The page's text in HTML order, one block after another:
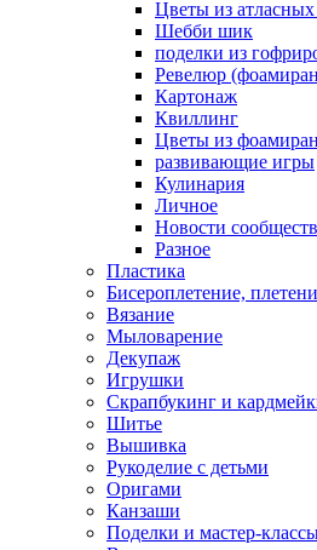
Цветы из атласных
Шебби шик
поделки из
Ревелюр
Картонаж
Квиллинг
Цветы из
развивающие игры
Кулинария
Личное
Новости
Разное
Пластика
Бисероплетение,
Вязание
Мыловарение
Декупаж
Игрушки
Скрапбукинг и
Шитье
Вышивка
Рукоделие с детьми
Оригами
Канзаши
Поделки и мастер-